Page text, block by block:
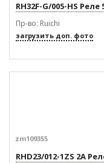
RH32F-G/005-HS Реле
Пр-во: Ruichi
загрузить доп. фото
zm109355
RHD23/012-1ZS 2A